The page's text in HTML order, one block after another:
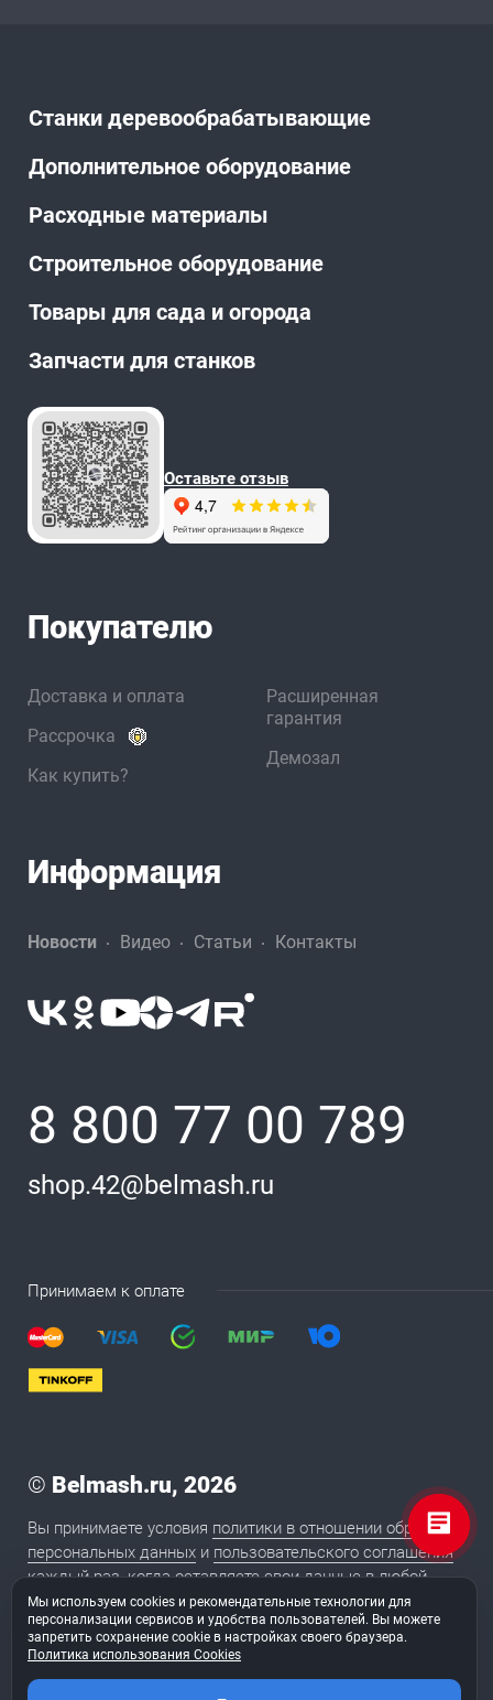
Станки деревообрабатывающие
Дополнительное оборудование
Расходные материалы
Строительное оборудование
Товары для сада и огорода
Запчасти для станков
Оставьте отзыв
Покупателю
Доставка и оплата
Рассрочка
Как купить?
Расширенная
гарантия
Демозал
Информация
Новости Видео Статьи Контакты
8 800 77 00 789
shop.42@belmash.ru
Принимаем к оплате
© Belmash.ru, 2026
Вы принимаете условия политики в отношении обработки
персональных данных и пользовательского соглашения
каждый раз, когда оставляете свои данные в любой
форме обратной связи на сайте BELMASH.RU
Мы используем cookies и рекомендательные технологии для
персонализации сервисов и удобства пользователей. Вы можете
запретить сохранение cookie в настройках своего браузера.
Политика использования Cookies